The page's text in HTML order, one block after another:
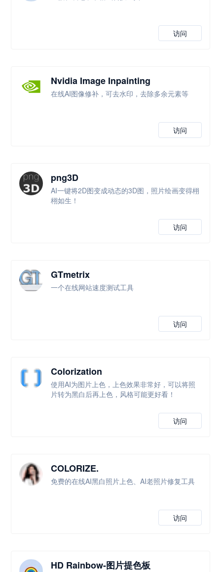
访问
Nvidia Image Inpainting
在线AI图像修补，可去水印，去除多余元素等
访问
png3D
AI一键将2D图变成动态的3D图，照片绘画变得栩
栩如生！
访问
GTmetrix
一个在线网站速度测试工具
访问
Colorization
使用AI为图片上色，上色效果非常好，可以将照
片转为黑白后再上色，风格可能更好看！
访问
COLORIZE.
免费的在线AI黑白照片上色、AI老照片修复工具
访问
HD Rainbow-图片提色板